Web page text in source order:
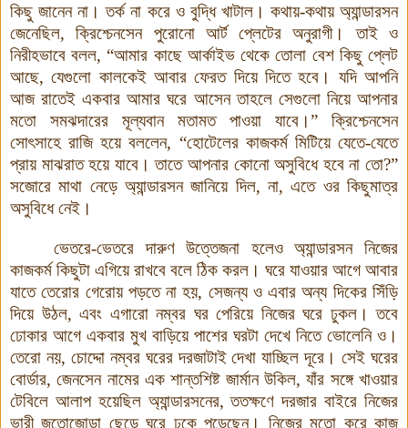
কিছু জানেন না । তর্ক না করে ও বুদ্ধি খাটাল। কথায়-কথায় অ্যান্ডারসন
জেনেছিল, ক্রিশ্চেনসেন পুরোনো আর্ট প্লেটের অনুরাগী।
তাই ও
নিরীহভাবে বলল, “আমার কাছে আর্কাইভ থেকে তোলা বেশ কিছু প্লেট
আছে, যেগুলো কালকেই আবার ফেরত দিয়ে দিতে হবে ।
যদি আপনি
আজ রাতেই একবার আমার ঘরে আসেন তাহলে সেগুলো নিয়ে আপনার
মতো সমঝদারের মূল্যবান মতামত পাওয়া যাবে।”
ক্রিশ্চেনসেন
সোৎসাহে রাজি হয়ে বললেন, “হোটেলের কাজকর্ম মিটিয়ে যেতে-যেতে
প্রায় মাঝরাত হয়ে যাবে। তাতে আপনার কোনো অসুবিধে হবে না তো?”
সজোরে মাথা নেড়ে অ্যান্ডারসন জানিয়ে দিল, না, এতে ওর কিছুমাত্র
অসুবিধে নেই।
ভেতরে-ভেতরে দারুণ উত্তেজনা হলেও অ্যান্ডারসন নিজের
কাজকর্ম কিছুটা এগিয়ে রাখবে বলে ঠিক করল। ঘরে যাওয়ার আগে আবার
যাতে তেরোর গেরোয় পড়তে না হয়, সেজন্য ও এবার অন্য দিকের সিঁড়ি
দিয়ে উঠল, এবং এগারো নম্বর ঘর পেরিয়ে নিজের ঘরে ঢুকল। তবে
ঢোকার আগে একবার মুখ বাড়িয়ে পাশের ঘরটা দেখে নিতে ভোলেনি ও।
তেরো নয়, চোদ্দো নম্বর ঘরের দরজাটাই দেখা যাচ্ছিল দূরে। সেই ঘরের
বোর্ডার, জেনসেন নামের এক শান্তশিষ্ট জার্মান উকিল, যাঁর সঙ্গে খাওয়ার
টেবিলে আলাপ হয়েছিল অ্যান্ডারসনের, ততক্ষণে দরজার বাইরে নিজের
ভারী জুতোজোড়া ছেড়ে ঘরে ঢুকে পড়েছেন।
নিজের মতো করে কাজ